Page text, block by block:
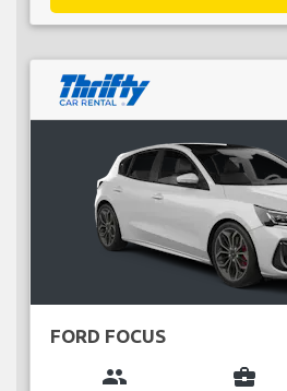
FORD FOCUS
group business_center